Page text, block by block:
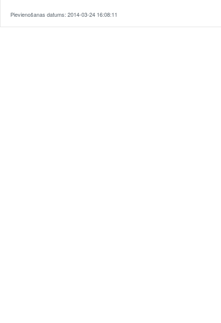
Pievienošanas datums: 2014-03-24 16:08:11